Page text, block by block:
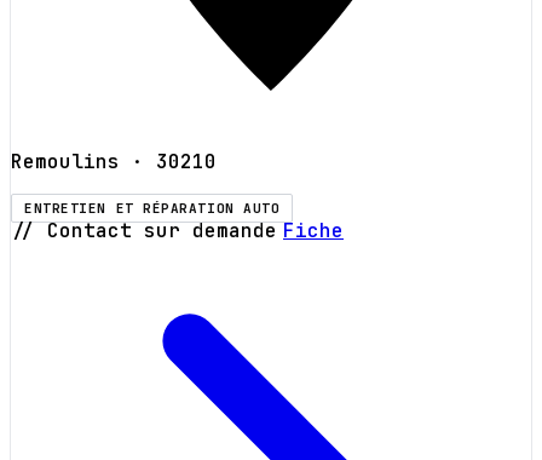
Remoulins · 30210
ENTRETIEN ET RÉPARATION AUTO
// Contact sur demande Fiche